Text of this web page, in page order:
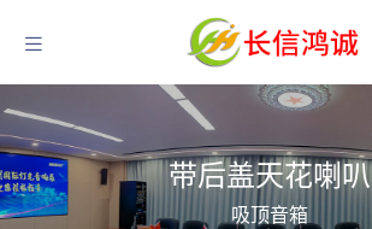
带后盖天花喇叭
吸顶音箱